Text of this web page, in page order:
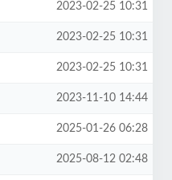
2023-02-25 10:31
2023-02-25 10:31
2023-02-25 10:31
2023-11-10 14:44
2025-01-26 06:28
2025-08-12 02:48